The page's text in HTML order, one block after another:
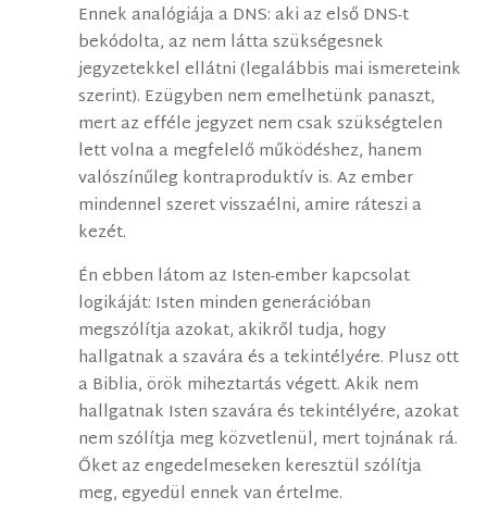
Ennek analógiája a DNS: aki az első DNS-t
bekódolta, az nem látta szükségesnek
jegyzetekkel ellátni (legalábbis mai ismereteink
szerint). Ezügyben nem emelhetünk panaszt,
mert az efféle jegyzet nem csak szükségtelen
lett volna a megfelelő működéshez, hanem
valószínűleg kontraproduktív is. Az ember
mindennel szeret visszaélni, amire ráteszi a
kezét.
Én ebben látom az Isten-ember kapcsolat
logikáját: Isten minden generációban
megszólítja azokat, akikről tudja, hogy
hallgatnak a szavára és a tekintélyére. Plusz ott
a Biblia, örök miheztartás végett. Akik nem
hallgatnak Isten szavára és tekintélyére, azokat
nem szólítja meg közvetlenül, mert tojnának rá.
Őket az engedelmeseken keresztül szólítja
meg, egyedül ennek van értelme.